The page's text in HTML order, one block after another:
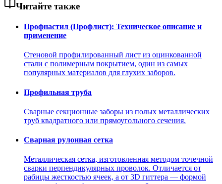
Читайте также
Профнастил (Профлист): Техническое описание и
применение
Стеновой профилированный лист из оцинкованной
стали с полимерным покрытием, один из самых
популярных материалов для глухих заборов.
Профильная труба
Сварные секционные заборы из полых металлических
труб квадратного или прямоугольного сечения.
Сварная рулонная сетка
Металлическая сетка, изготовленная методом точечной
сварки перпендикулярных проволок. Отличается от
рабицы жесткостью ячеек, а от 3D гиттера — формой